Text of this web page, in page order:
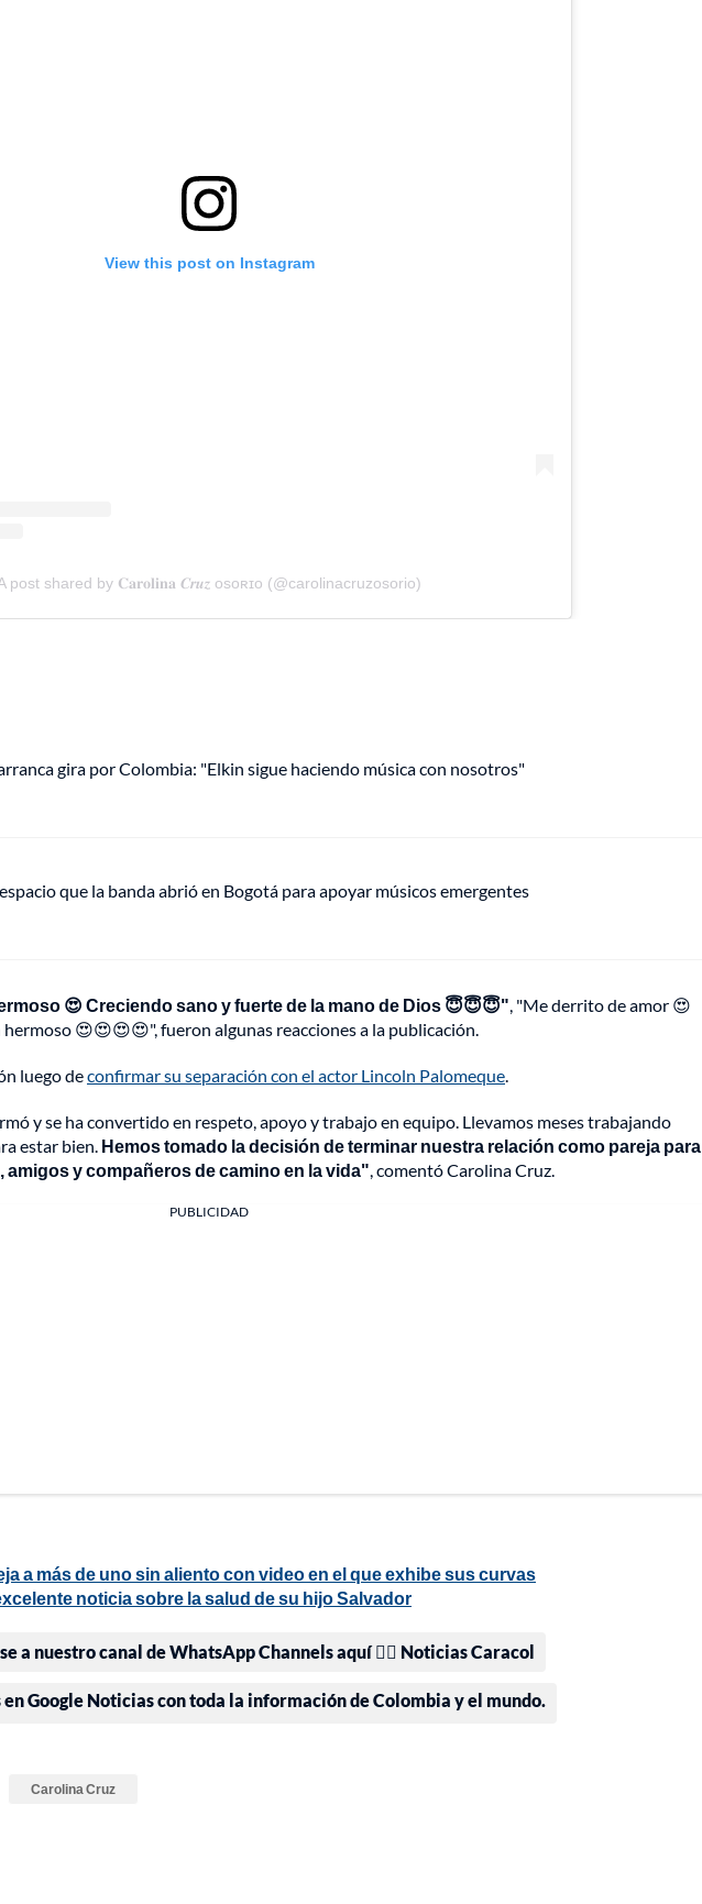
View this post on Instagram
post shared by 𝐂𝐚𝐫𝐨𝐥𝐢𝐧𝐚 𝑪𝒓𝒖𝒛 ᴏsᴏʀɪᴏ (@carolinacruzosorio)
gira por Colombia: "Elkin sigue haciendo música con nosotros"
que la banda abrió en Bogotá para apoyar músicos emergentes
😍 Creciendo sano y fuerte de la mano de Dios 😇😇😇", "Me derrito de amor 😍
😍😍😍😍", fueron algunas reacciones a la publicación.
luego deconfirmar su separación con el actor Lincoln Palomeque.
y se ha convertido en respeto, apoyo y trabajo en equipo. Llevamos meses trabajando
estar bien. Hemos tomado la decisión de terminar nuestra relación como pareja para
y compañeros de camino en la vida", comentó Carolina Cruz.
PUBLICIDAD
a más de uno sin aliento con video en el que exhibe sus curvas
noticia sobre la salud de su hijo Salvador
a nuestro canal de WhatsApp Channels aquí 👉🏻 Noticias Caracol
Google Noticias con toda la información de Colombia y el mundo.
Carolina Cruz